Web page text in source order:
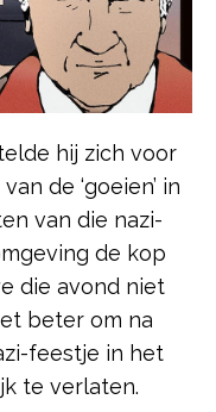
hij zich voor
de ‘goeien’ in
van die nazi-
de kop
die avond niet
beter om na
feestje in het
te verlaten.